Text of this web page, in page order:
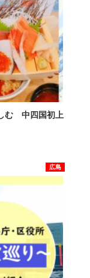
む 中四国初上
広島